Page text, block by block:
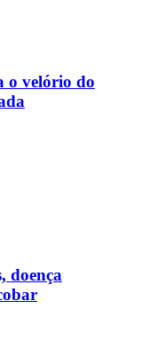
o velório do
doença